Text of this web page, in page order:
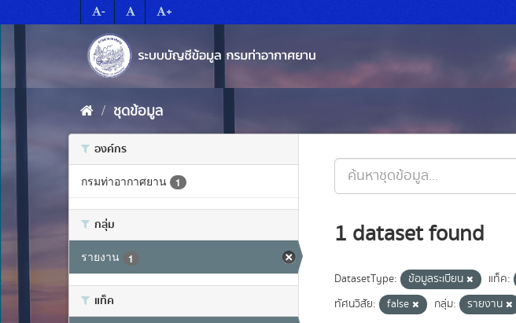
to
- +
ชุดข้อมูล
องค์กร
กรมท่าอากาศยาน 1
กลุ่ม
รายงาน 1
แท็ค
1 dataset found
DatasetType: ข้อมูลระเบียน แท็ค:
ทัศนวิสัย:
false กลุ่ม: รายงาน